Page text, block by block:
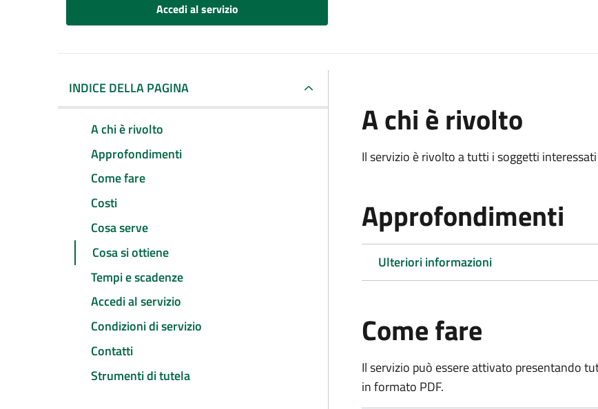
Accedi al servizio
INDICE DELLA PAGINA
A chi è rivolto
Approfondimenti
Come fare
Costi
Cosa serve
Cosa si ottiene
Tempi e scadenze
Accedi al servizio
Condizioni di servizio
Contatti
Strumenti di tutela
A chi è rivolto
Il servizio è rivolto a tutti i soggetti
Approfondimenti
Ulteriori informazioni
Come fare
Il servizio può essere attivato presentando
in formato PDF.